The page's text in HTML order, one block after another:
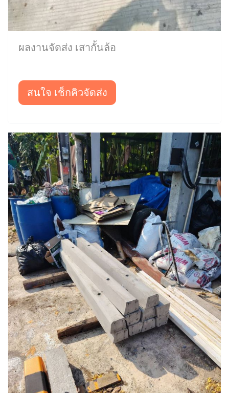
ผลงานจัดส่ง เสากั้นล้อ
สนใจ เช็กคิวจัดส่ง